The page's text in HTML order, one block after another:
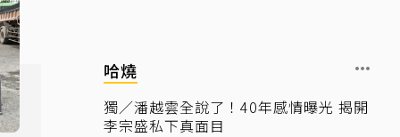
哈燒
獨／潘越雲全說了！40年感情曝光 揭開
李宗盛私下真面目